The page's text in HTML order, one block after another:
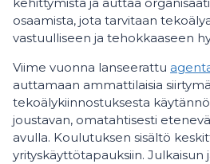
osaamista, jota tarvitaan
vastuulliseen ja tehokkaaseen
Viime vuonna lanseerattu
auttamaan ammattilaisia
tekoälykiinnostuksesta
joustavan, omatahtisesti
avulla. Koulutuksen sisältö
yrityskäyttötapauksiin. Julkaisun